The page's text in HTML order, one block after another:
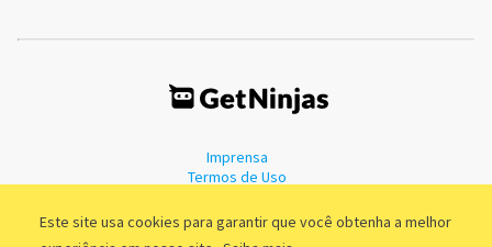
Este site usa cookies para garantir que você obtenha a melhor
Imprensa
Termos de Uso